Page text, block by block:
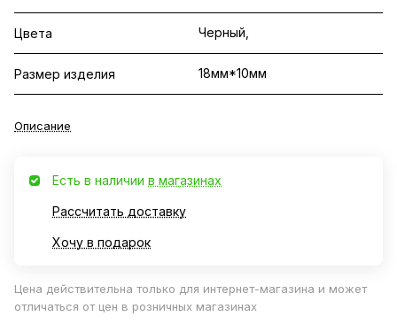
Цвета Черный,
Размер изделия 18мм*10мм
Описание
Есть в наличии в магазинах
Рассчитать доставку
Хочу в подарок
Цена действительна только для интернет-магазина и может
отличаться от цен в розничных магазинах